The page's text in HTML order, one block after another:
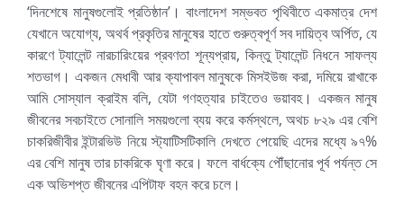
‘দিনশেষে মানুষগুলোই প্রতিষ্ঠান’। বাংলাদেশ সম্ভবত পৃথিবীতে একমাত্র দেশ
যেখানে অযোগ্য, অথর্ব প্রকৃতির মানুষের হাতে গুরুত্বপূর্ণ সব দায়িত্ব অর্পিত, যে
কারণে ট্যালেন্ট নারচারিংয়ের প্রবণতা শূন্যপ্রায়, কিন্তু ট্যালেন্ট নিধনে সাফল্য
শতভাগ। একজন মেধাবী আর ক্যাপাবল মানুষকে মিসইউজ করা, দমিয়ে রাখাকে
আমি সোস্যাল ক্রাইম বলি, যেটা গণহত্যার চাইতেও ভয়াবহ। একজন মানুষ
জীবনের সবচাইতে সোনালি সময়গুলো ব্যয় করে কর্মস্থলে, অথচ ৮২৯ এর বেশি
চাকরিজীবীর ইন্টারভিউ নিয়ে স্ট্যাটিসটিকালি দেখতে পেয়েছি এদের মধ্যে ৯৭%
এর বেশি মানুষ তার চাকরিকে ঘৃণা করে। ফলে বার্ধক্যে পৌঁছানোর পূর্ব পর্যন্ত সে
এক অভিশপ্ত জীবনের এপিটাফ বহন করে চলে।